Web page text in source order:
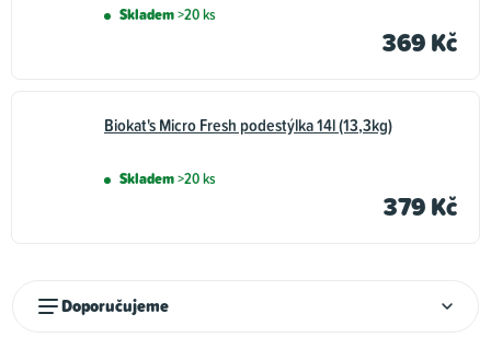
Skladem>20 ks
369 Kč
Biokat's Micro Fresh podestýlka 14l (13,3kg)
Skladem>20 ks
379 Kč
Doporučujeme